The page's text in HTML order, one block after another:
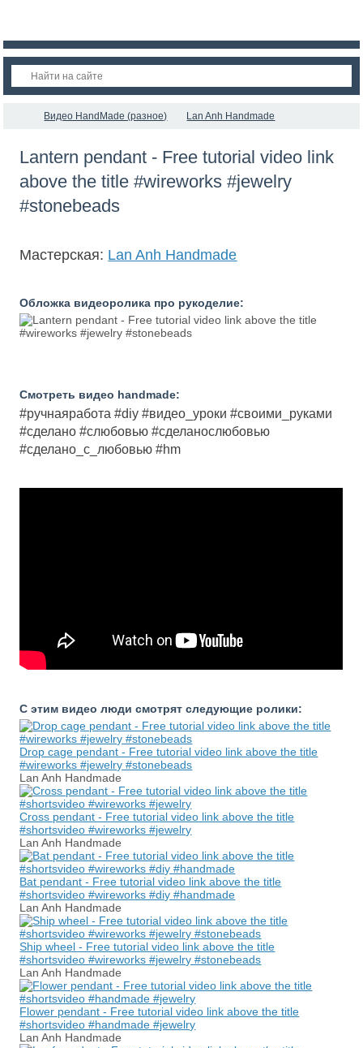
Видео HandMade (разное) Lan Anh Handmade
Lantern pendant - Free tutorial video link
above the title #wireworks #jewelry
#stonebeads
Мастерская: Lan Anh Handmade
Обложка видеоролика про рукоделие:
Смотреть видео handmade:
#ручнаяработа #diy #видео_уроки #своими_руками
#сделано #слюбовью #сделанослюбовью
#сделано_с_любовью #hm
С этим видео люди смотрят следующие ролики:
Drop cage pendant - Free tutorial video link above the title
#wireworks #jewelry #stonebeads
Lan Anh Handmade
Cross pendant - Free tutorial video link above the title
#shortsvideo #wireworks #jewelry
Lan Anh Handmade
Bat pendant - Free tutorial video link above the title
#shortsvideo #wireworks #diy #handmade
Lan Anh Handmade
Ship wheel - Free tutorial video link above the title
#shortsvideo #wireworks #jewelry #stonebeads
Lan Anh Handmade
Flower pendant - Free tutorial video link above the title
#shortsvideo #handmade #jewelry
Lan Anh Handmade